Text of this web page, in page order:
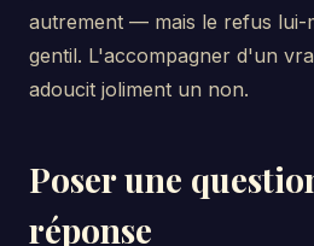
autrement — mais le refus lui-
gentil. L'accompagner d'un
adoucit joliment un non.
Poser une
réponse